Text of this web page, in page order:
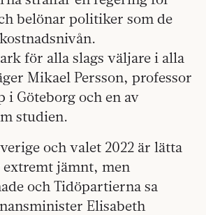
belönar politiker som de
för alla slags väljare i alla
Mikael Persson, professor
i Göteborg och en av
studien.
och valet 2022 är lätta
jämnt, men
och Tidöpartierna sa
Elisabeth